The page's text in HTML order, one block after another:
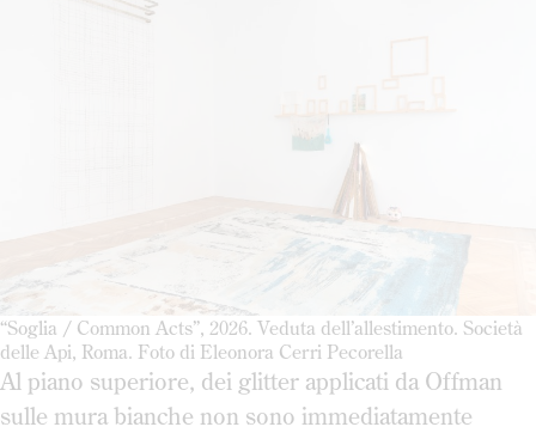
“Soglia / Common Acts”, 2026. Veduta dell’allestimento. Società
delle Api, Roma. Foto di Eleonora Cerri Pecorella
Al piano superiore, dei glitter applicati da Offman
sulle mura bianche non sono immediatamente